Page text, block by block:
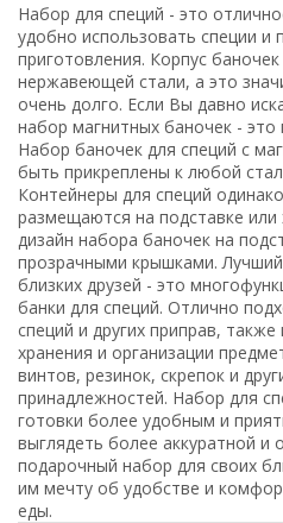
Набор для специй - это
удобно использовать специи и
приготовления. Корпус
нержавеющей стали, а это
очень долго. Если Вы давно
набор магнитных баночек -
Набор баночек для специй с
быть прикреплены к любой
Контейнеры для специй
размещаются на подставке или
дизайн набора баночек на
прозрачными крышками.
близких друзей - это
банки для специй. Отлично
специй и других приправ,
хранения и организации
винтов, резинок, скрепок и
принадлежностей. Набор для
готовки более удобным и
выглядеть более аккуратной и
подарочный набор для своих
им мечту об удобстве и
еды.